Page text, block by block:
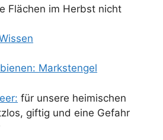
Flächen im Herbst nicht
Markstengel
für unsere heimischen
giftig und eine Gefahr